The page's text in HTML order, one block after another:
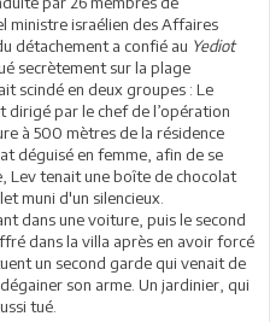
ministre israélien des Affaires
détachement a confié au Yediot
secrètement sur la plage
scindé en deux groupes : Le
par le chef de l’opération
à 500 mètres de la résidence
déguisé en femme, afin de se
Lev tenait une boîte de chocolat
muni d'un silencieux.
dans une voiture, puis le second
dans la villa après en avoir forcé
un second garde qui venait de
son arme. Un jardinier, qui
tué.